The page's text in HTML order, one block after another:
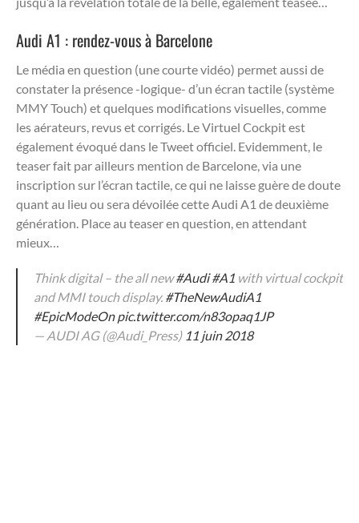
Audi A1 : rendez-vous à Barcelone
Le média en question (une courte vidéo) permet aussi de
constater la présence -logique- d’un écran tactile (système
MMY Touch) et quelques modifications visuelles, comme
les aérateurs, revus et corrigés. Le Virtuel Cockpit est
également évoqué dans le Tweet officiel. Evidemment, le
teaser fait par ailleurs mention de Barcelone, via une
inscription sur l’écran tactile, ce qui ne laisse guère de doute
quant au lieu ou sera dévoilée cette Audi A1 de deuxième
génération. Place au teaser en question, en attendant
mieux…
Think digital – the all new#Audi #A1 with virtual cockpit
and MMI touch display. #TheNewAudiA1
#EpicModeOn pic.twitter.com/n83opaq1JP
— AUDI AG (@Audi_Press) 11 juin 2018